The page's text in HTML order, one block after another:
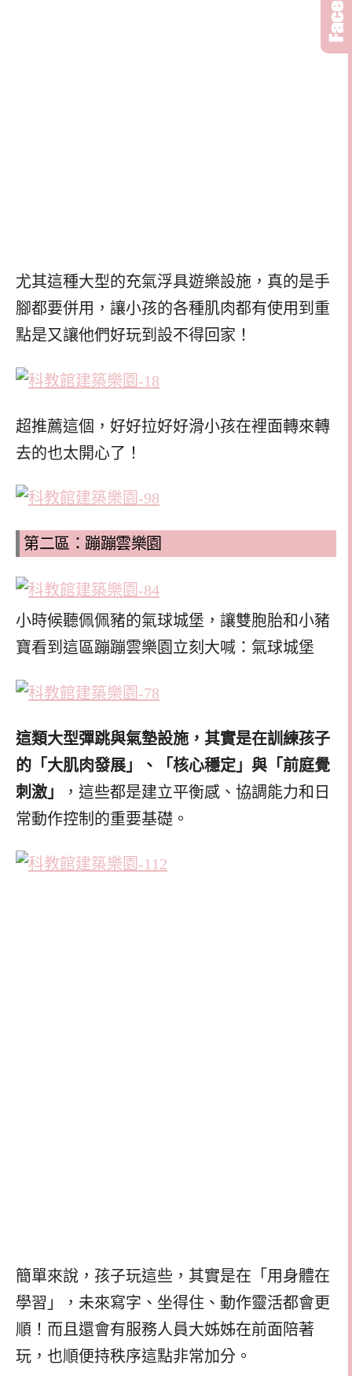
尤其這種大型的充氣浮具遊樂設施，真的是手
腳都要併用，讓小孩的各種肌肉都有使用到重
點是又讓他們好玩到設不得回家！
超推薦這個，好好拉好好滑小孩在裡面轉來轉
去的也太開心了！
第二區：蹦蹦雲樂園
小時候聽佩佩豬的氣球城堡，讓雙胞胎和小豬
寶看到這區蹦蹦雲樂園立刻大喊：氣球城堡
這類大型彈跳與氣墊設施，其實是在訓練孩子
的 「大肌肉發展」、「核心穩定」與「前庭覺
刺激」
，這些都是建立平衡感、協調能力和日
常動作控制的重要基礎。
簡單來說，孩子玩這些，其實是在「用身體在
學習」，未來寫字、坐得住、動作靈活都會更
順！而且還會有服務人員大姊姊在前面陪著
玩，也順便持秩序這點非常加分。